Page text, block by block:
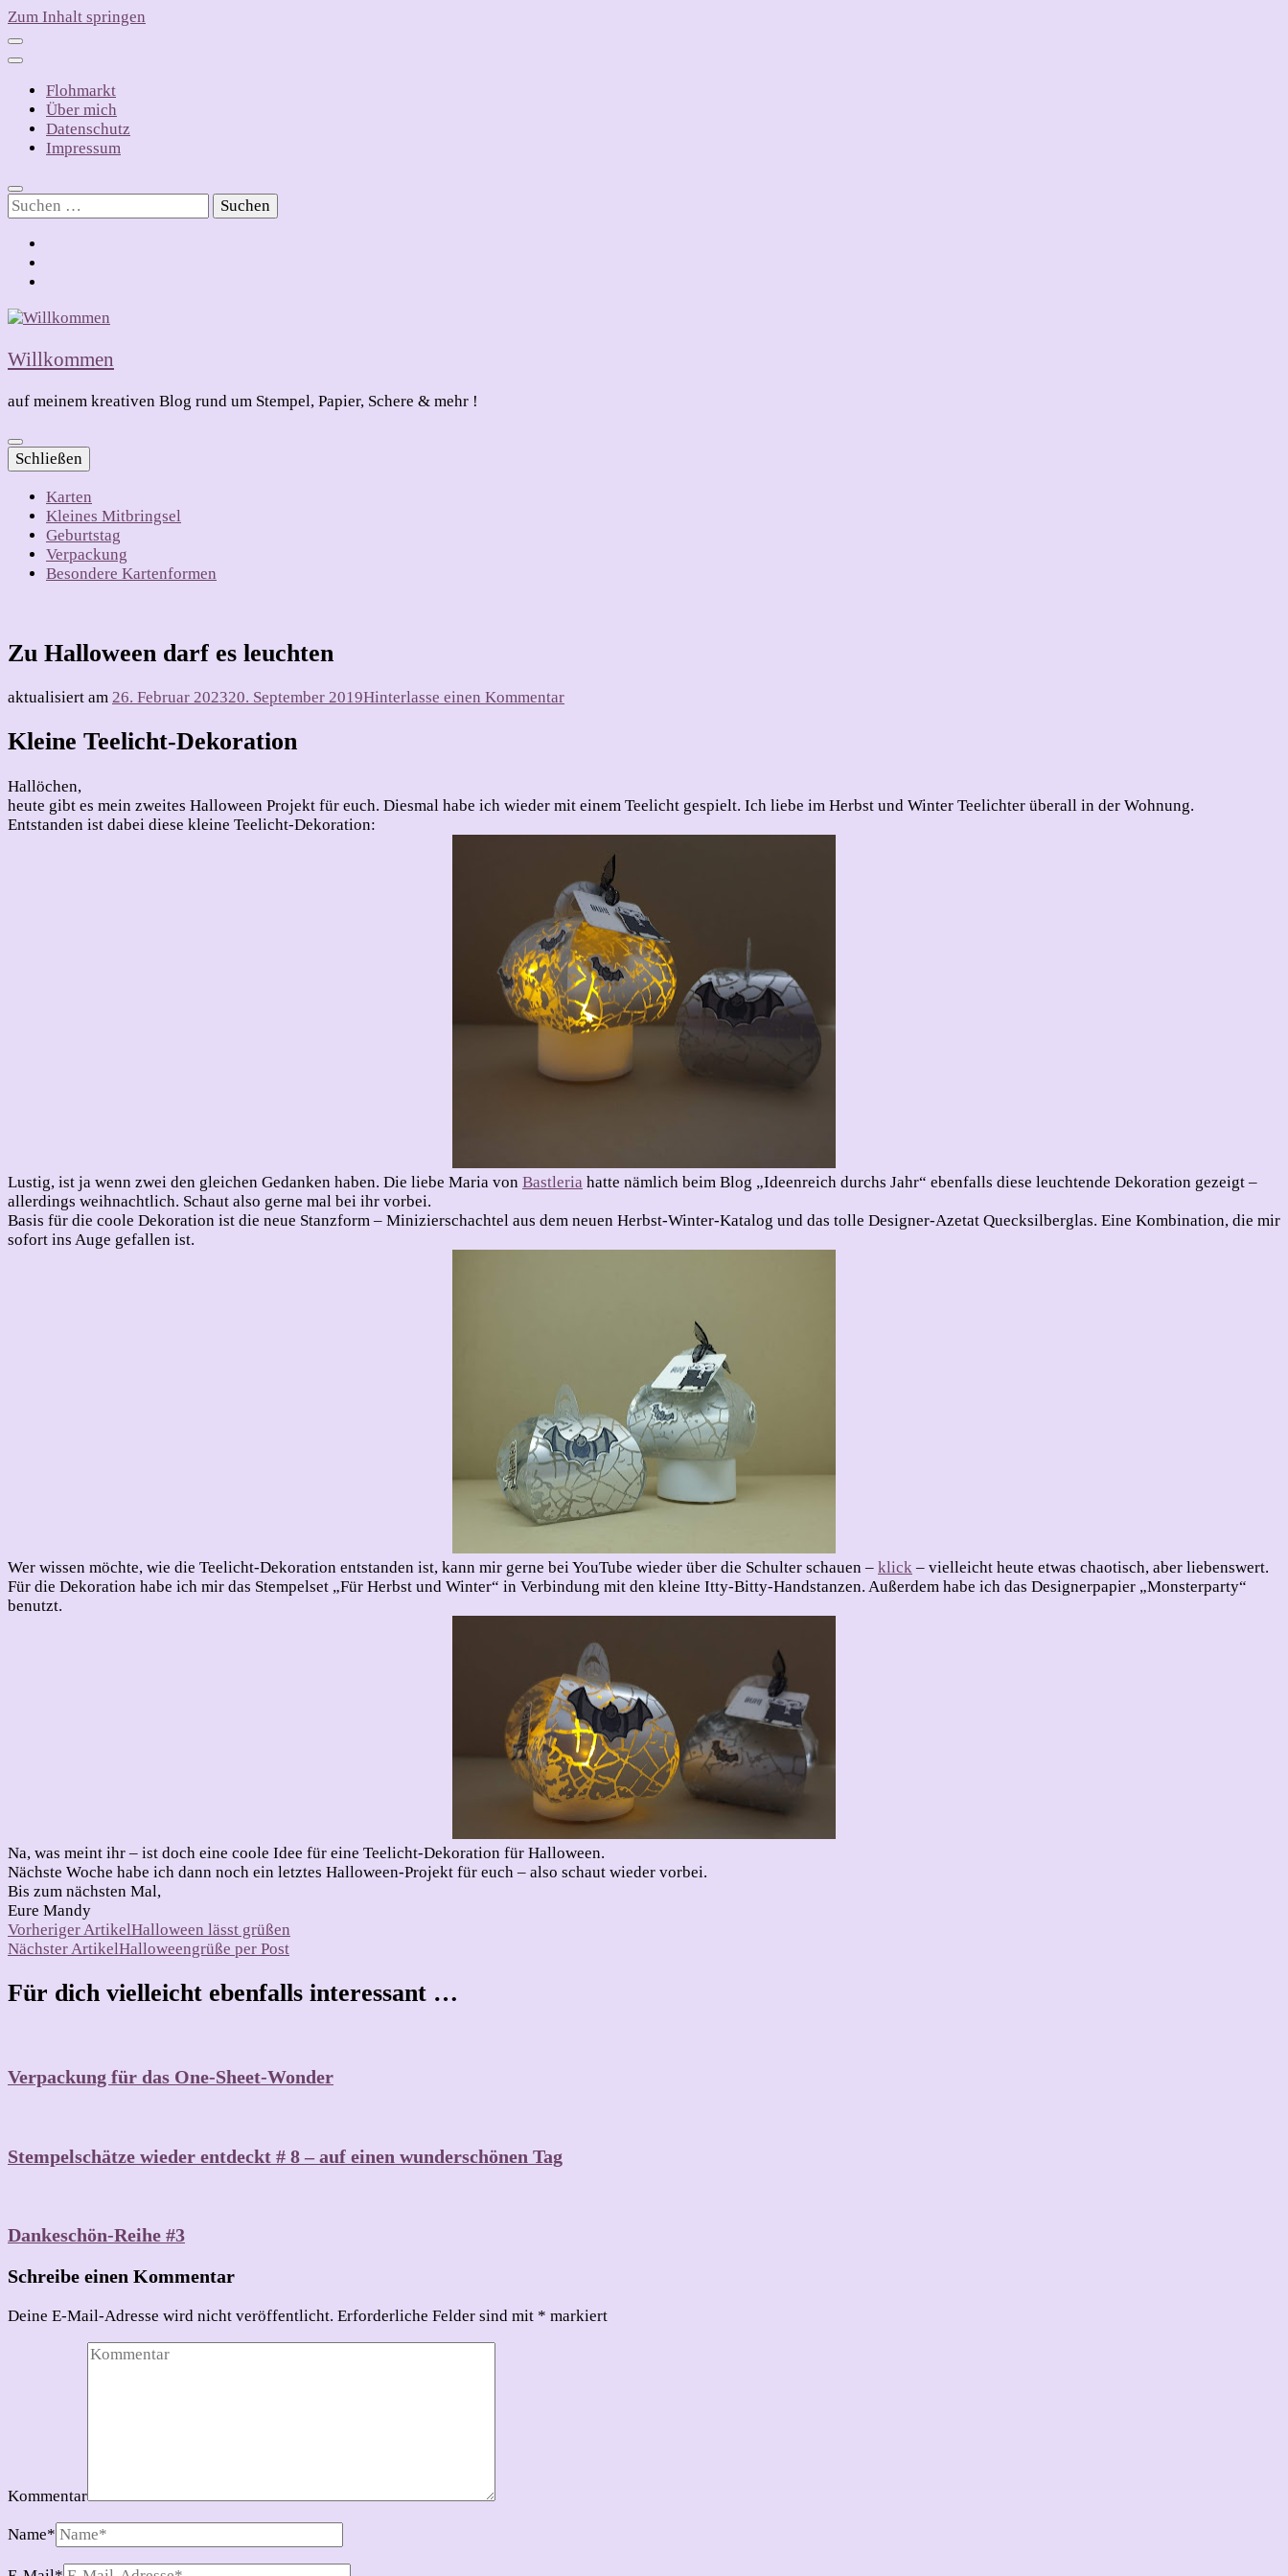
Zum Inhalt springen
Flohmarkt
Über mich
Datenschutz
Impressum
Suchen
nach:
Willkommen
auf meinem kreativen Blog rund um Stempel, Papier, Schere & mehr !
Schließen
Karten
Kleines Mitbringsel
Geburtstag
Verpackung
Besondere Kartenformen
Zu Halloween darf es leuchten
aktualisiert am 26. Februar 202320. September 2019Hinterlasse einen Kommentarzu
Kleine Teelicht-Dekoration
Hallöchen,
heute gibt es mein zweites Halloween Projekt für euch. Diesmal habe ich wieder mit einem Teelicht gespielt. Ich liebe im Herbst und Winter Teelichter überall in der Wohnung.
Entstanden ist dabei diese kleine Teelicht-Dekoration:
Lustig, ist ja wenn zwei den gleichen Gedanken haben. Die liebe Maria von Bastleria hatte nämlich beim Blog „Ideenreich durchs Jahr“ ebenfalls diese leuchtende Dekoration gezeigt –
allerdings weihnachtlich. Schaut also gerne mal bei ihr vorbei.
Basis für die coole Dekoration ist die neue Stanzform – Minizierschachtel aus dem neuen Herbst-Winter-Katalog und das tolle Designer-Azetat Quecksilberglas. Eine Kombination, die mir
sofort ins Auge gefallen ist.
Wer wissen möchte, wie die Teelicht-Dekoration entstanden ist, kann mir gerne bei YouTube wieder über die Schulter schauen – klick – vielleicht heute etwas chaotisch, aber liebenswert.
Für die Dekoration habe ich mir das Stempelset „Für Herbst und Winter“ in Verbindung mit den kleine Itty-Bitty-Handstanzen. Außerdem habe ich das Designerpapier „Monsterparty“
benutzt.
Na, was meint ihr – ist doch eine coole Idee für eine Teelicht-Dekoration für Halloween.
Nächste Woche habe ich dann noch ein letztes Halloween-Projekt für euch – also schaut wieder vorbei.
Bis zum nächsten Mal,
Eure Mandy
Beitragsnavigation
Vorheriger ArtikelHalloween lässt grüßen
Nächster ArtikelHalloweengrüße per Post
Für dich vielleicht ebenfalls interessant …
Verpackung für das One-Sheet-Wonder
Stempelschätze wieder entdeckt # 8 – auf einen wunderschönen Tag
Dankeschön-Reihe #3
Schreibe einen Kommentar
Deine E-Mail-Adresse wird nicht veröffentlicht. Erforderliche Felder sind mit * markiert
Kommentar
Name*